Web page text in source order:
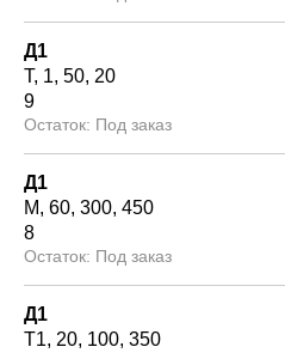
Д1
Т 1 50 20
9
Под заказ
Д1
М 60 300 450
8
Под заказ
Д1
Т1 20 100 350